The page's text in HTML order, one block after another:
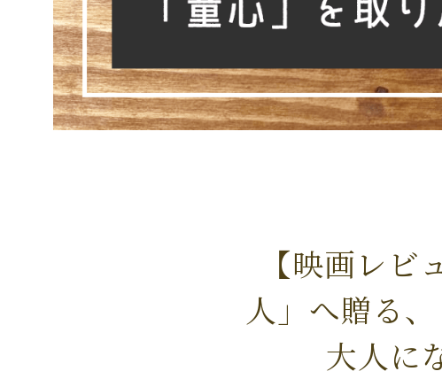
【映画レ
人」へ贈る
大人に